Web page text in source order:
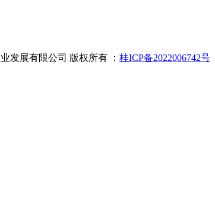
发展有限公司 版权所有 ： 桂ICP备2022006742号